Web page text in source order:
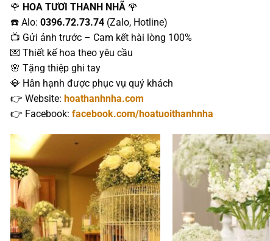
🌹 HOA TƯƠI THANH NHÃ 🌹
☎️ Alo: 0396.72.73.74 (Zalo, Hotline)
📺 Gửi ảnh trước – Cam kết hài lòng 100%
💌 Thiết kế hoa theo yêu cầu
🌸 Tặng thiệp ghi tay
💎 Hân hạnh được phục vụ quý khách
👉 Website: hoathanhnha.com
👉 Facebook: facebook.com/hoatuoithanhnha
Add to
wishlist